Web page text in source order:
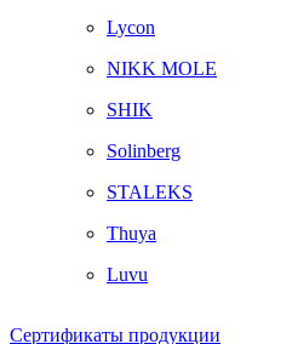
Lycon
NIKK MOLE
SHIK
Solinberg
STALEKS
Thuya
Luvu
Сертификаты продукции